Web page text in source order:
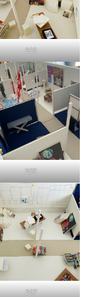
203
205
207